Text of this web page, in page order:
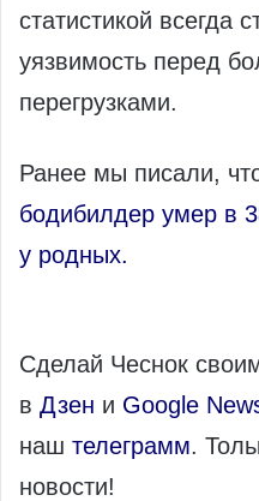
статистикой всегда
уязвимость перед
перегрузками.
Ранее мы писали,
бодибилдер умер в
у родных.
Сделай Чеснок
в Дзен и Google
наш телеграмм.
новости!